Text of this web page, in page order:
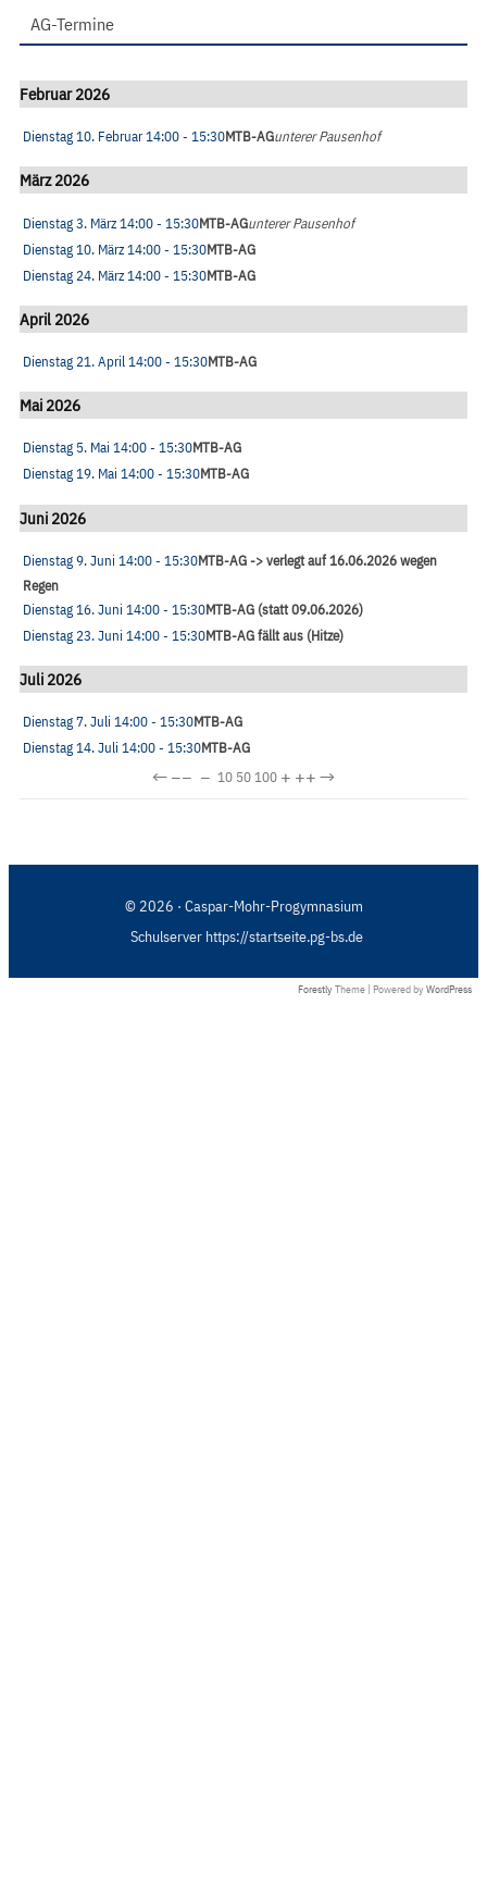
AG-Termine
Februar 2026
Dienstag 10. Februar14:00- 15:30MTB-AGunterer Pausenhof
März 2026
Dienstag 3. März14:00- 15:30MTB-AGunterer Pausenhof
Dienstag 10. März14:00- 15:30MTB-AG
Dienstag 24. März14:00- 15:30MTB-AG
April 2026
Dienstag 21. April14:00- 15:30MTB-AG
Mai 2026
Dienstag 5. Mai 14:00- 15:30MTB-AG
Dienstag 19. Mai 14:00- 15:30MTB-AG
Juni 2026
Dienstag 9. Juni 14:00- 15:30MTB-AG -> verlegt auf 16.06.2026 wegen
Regen
Dienstag 16. Juni 14:00- 15:30MTB-AG (statt 09.06.2026)
Dienstag 23. Juni 14:00- 15:30MTB-AG fällt aus (Hitze)
Juli 2026
Dienstag 7. Juli 14:00- 15:30MTB-AG
Dienstag 14. Juli 14:00- 15:30MTB-AG
←−− − 10 50100 + ++→
© 2026 · Caspar-Mohr-Progymnasium
Schulserver https://startseite.pg-bs.de
Forestly Theme | Powered by WordPress